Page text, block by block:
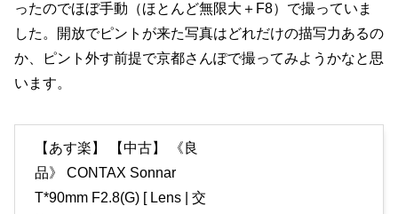
ったのでほぼ手動（ほとんど無限大＋F8）で撮っていま
した。開放でピントが来た写真はどれだけの描写力あるの
か、ピント外す前提で京都さんぽで撮ってみようかなと思
います。
【あす楽】 【中古】 《良
品》 CONTAX Sonnar
T*90mm F2.8(G) [ Lens | 交